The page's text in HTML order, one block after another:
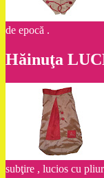
de epocă .
Hăinuţa
subţire , lucios cu